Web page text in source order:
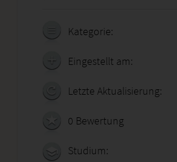
Kategorie:
Eingestellt am:
Letzte Aktualisierung:
0 Bewertung
Studium: